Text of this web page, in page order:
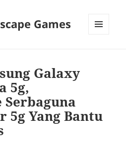
Games
Galaxy
5g,
5g Yang Bantu